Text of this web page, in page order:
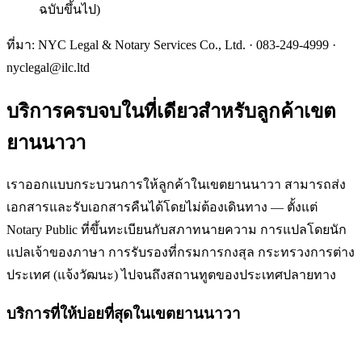
ฉบับขึ้นไป)
ที่มา: NYC Legal & Notary Services Co., Ltd. · 083-249-4999 ·
nyclegal@ilc.ltd
บริการครบจบในที่เดียวสำหรับลูกค้าเขต
ยานนาวา
เราออกแบบกระบวนการให้ลูกค้าในเขตยานนาวา สามารถส่ง
เอกสารและรับเอกสารคืนได้โดยไม่ต้องเดินทาง — ตั้งแต่
Notary Public ที่ขึ้นทะเบียนกับสภาทนายความ การแปลโดยนัก
แปลเจ้าของภาษา การรับรองที่กรมการกงสุล กระทรวงการต่าง
ประเทศ (แจ้งวัฒนะ) ไปจนถึงสถานทูตของประเทศปลายทาง
บริการที่ให้บ่อยที่สุดในเขตยานนาวา